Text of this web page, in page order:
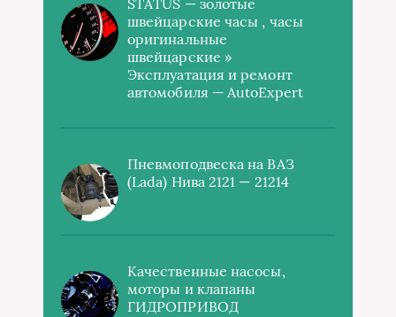
STATUS — золотые
швейцарские часы , часы
оригинальные
швейцарские »
Эксплуатация и ремонт
автомобиля — AutoExpert
Пневмоподвеска на ВАЗ
(Lada) Нива 2121 — 21214
Качественные насосы,
моторы и клапаны
ГИДРОПРИВОД